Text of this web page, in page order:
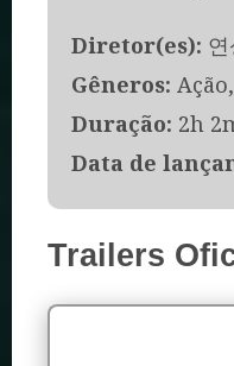
Diretor(es):
Gêneros:
Duração: 2h
Data de
Trailers